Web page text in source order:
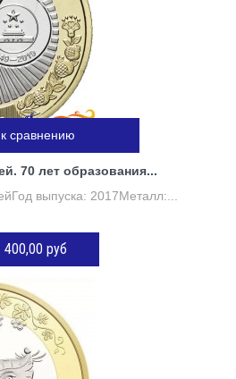
70 лет образования...
выпуска: 2017Металл:...
400,00 руб
В КОРЗИНУ
сравнению